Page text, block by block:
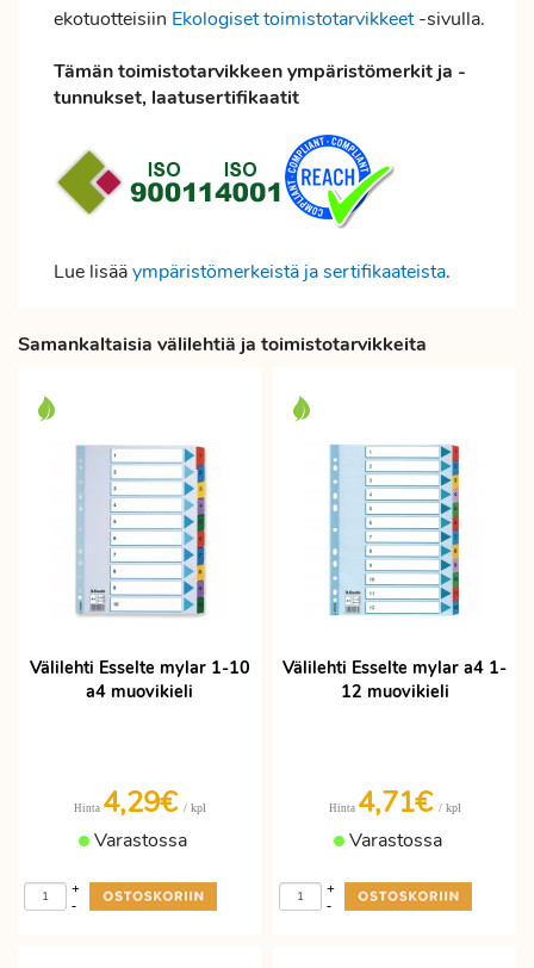
ekotuotteisiin Ekologiset toimistotarvikkeet-sivulla.
Tämän toimistotarvikkeen ympäristömerkit ja -
tunnukset, laatusertifikaatit
Lue lisääympäristömerkeistä ja sertifikaateista.
Samankaltaisia välilehtiä ja toimistotarvikkeita
Välilehti Esselte mylar 1-10
a4 muovikieli
Hinta 4,29€ / kpl
Varastossa
-
+
Välilehti Esselte mylar a4 1-
12 muovikieli
Hinta 4,71€ / kpl
Varastossa
-
+